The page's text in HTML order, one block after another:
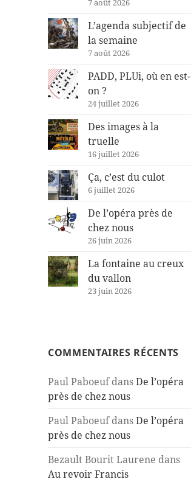
7 août 2026
L’agenda subjectif de
la semaine
7 août 2026
PADD, PLUi, où en est-
on ?
24 juillet 2026
Des images à la
truelle
16 juillet 2026
Ça, c’est du culot
6 juillet 2026
De l’opéra près de
chez nous
26 juin 2026
La fontaine au creux
du vallon
23 juin 2026
COMMENTAIRES RÉCENTS
Paul PaboeufdansDe l’opéra
près de chez nous
Paul PaboeufdansDe l’opéra
près de chez nous
Bezault Bourit Laurene dans
Au revoir Francis